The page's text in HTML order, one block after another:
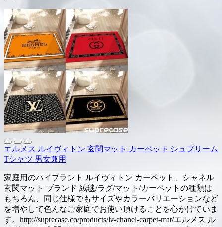
エルメス ルイヴィトン 玄関マット カーペット シュプリーム
Tシャツ 男女兼用
家庭用のハイブラント ルイヴィトン カーペット、シャネル
玄関マット ブランド 絨毯/ラグ/マット/カーペットの種類は
もちろん、同じ仕様でもサイズやカラーバリエーションなど
を増やして色んなご家庭でお使い頂けることを心がけていま
す。http://suprecase.co/products/lv-chanel-carpet-mat/エルメス ル